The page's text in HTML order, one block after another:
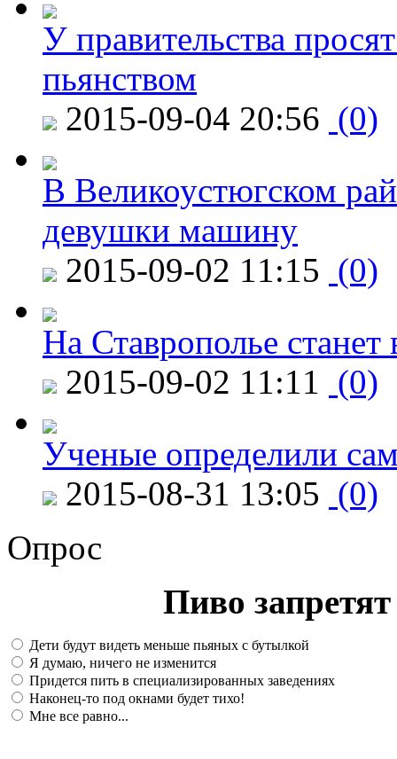
У правительства
пьянством
2015-09-04 20:56 (0)
В Великоустюгском
девушки машину
2015-09-02 11:15 (0)
На Ставрополье
2015-09-02 11:11 (0)
Ученые определили
2015-08-31 13:05 (0)
Опрос
Пиво
Дети будут видеть меньше пьяных с бутылкой
Я думаю, ничего не изменится
Придется пить в специализированных заведениях
Наконец-то под окнами будет тихо!
Мне все равно...